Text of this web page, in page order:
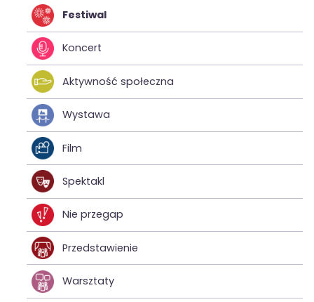
Festiwal
Koncert
Aktywność społeczna
Wystawa
Film
Spektakl
Nie przegap
Przedstawienie
Warsztaty